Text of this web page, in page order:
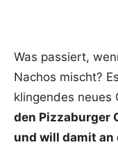
Was passiert,
Nachos mischt?
klingendes neues
den Pizzaburger
und will damit an